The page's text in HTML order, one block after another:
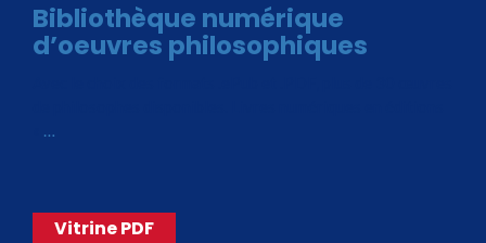
Bibliothèque numérique
d’oeuvres philosophiques
…
Vitrine PDF